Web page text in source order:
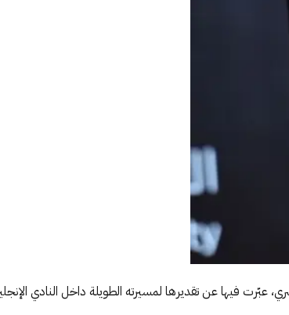
فيها عن تقديرها لمسيرته الطويلة داخل النادي